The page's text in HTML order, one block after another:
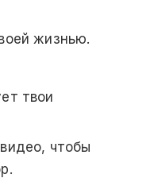
жизнью.
твои
чтобы